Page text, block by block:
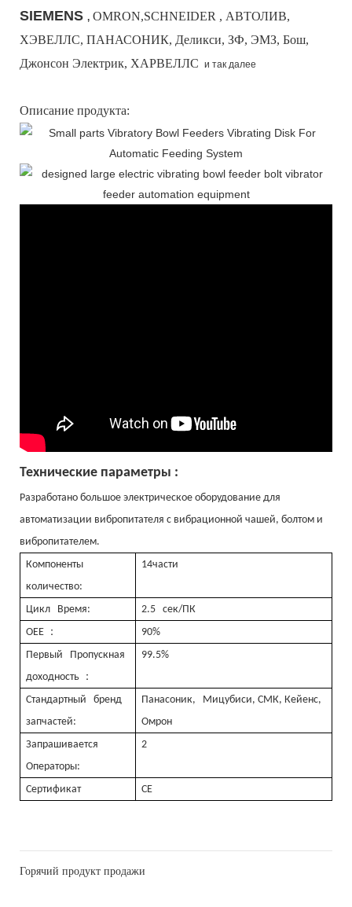
SIEMENS , OMRON,SCHNEIDER , АВТОЛИВ,
ХЭВЕЛЛС, ПАНАСОНИК, Деликси, ЗФ, ЭМЗ, Бош,
Джонсон Электрик, ХАРВЕЛЛС и так далее
Описание продукта:
Технические параметры :
Разработано большое электрическое оборудование для
автоматизации вибропитателя с вибрационной чашей, болтом и
вибропитателем.
Компоненты
количество:
14части
Цикл Время:
2.5 сек/ПК
OEE ：
90%
Первый Пропускная
доходность
：
99.5%
Стандартный бренд
запчастей:
Панасоник, Мицубиси, СМК, Кейенс,
Омрон
Запрашивается
Операторы:
2
Сертификат CE
Горячий продукт продажи